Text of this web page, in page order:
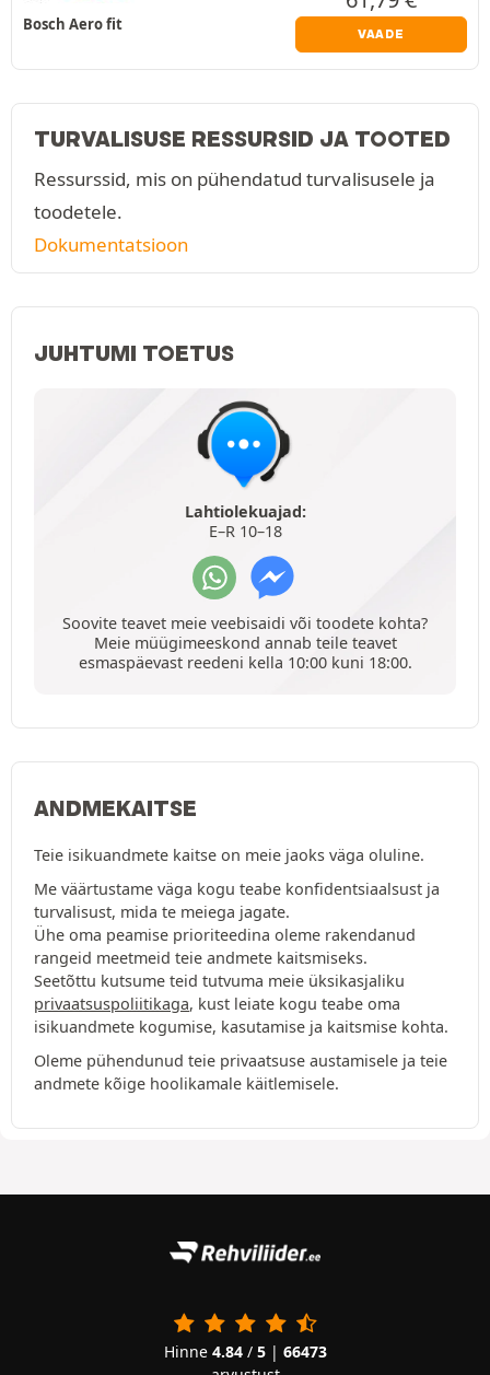
Bosch Aero fit
VAADE
TURVALISUSE RESSURSID JA TOOTED
Ressurssid, mis on pühendatud turvalisusele ja
toodetele.
Dokumentatsioon
JUHTUMI TOETUS
Lahtiolekuajad:
E–R 10–18
Soovite teavet meie veebisaidi või toodete kohta?
Meie müügimeeskond annab teile teavet
esmaspäevast reedeni kella 10:00 kuni 18:00.
ANDMEKAITSE
Teie isikuandmete kaitse on meie jaoks väga oluline.
Me väärtustame väga kogu teabe konfidentsiaalsust ja
turvalisust, mida te meiega jagate.
Ühe oma peamise prioriteedina oleme rakendanud
rangeid meetmeid teie andmete kaitsmiseks.
Seetõttu kutsume teid tutvuma meie üksikasjaliku
privaatsuspoliitikaga, kust leiate kogu teabe oma
isikuandmete kogumise, kasutamise ja kaitsmise kohta.
Oleme pühendunud teie privaatsuse austamisele ja teie
andmete kõige hoolikamale käitlemisele.
Hinne 4.84/ 5| 66473